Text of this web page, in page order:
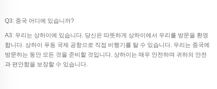
Q3: 중국 어디에 있습니까?
A3: 우리는 상하이에 있습니다. 당신은 따뜻하게 상하이에서 우리를 방문을 환영
합니다. 상하이 푸동 국제 공항으로 직접 비행기를 탈 수 있습니다. 우리는 중국에
방문하는 동안 모든 것을 준비할 것입니다. 상하이는 매우 안전하며 귀하의 안전
과 편안함을 보장할 수 있습니다.